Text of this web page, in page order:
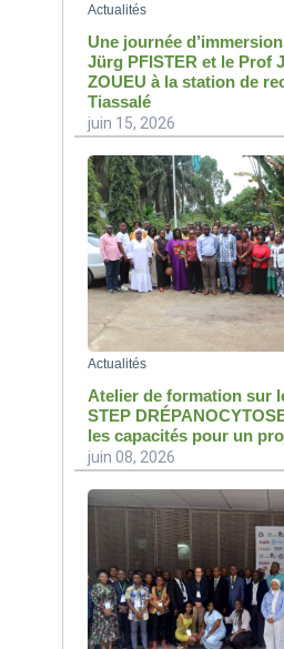
Actualités
Une journée
Jürg PFISTER et le Prof
ZOUEU à la station de
Tiassalé
juin 15, 2026
Actualités
Atelier de formation sur
STEP
les capacités pour un
juin 08, 2026